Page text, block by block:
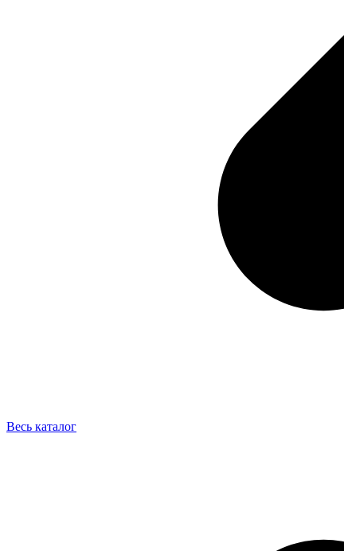
Весь каталог